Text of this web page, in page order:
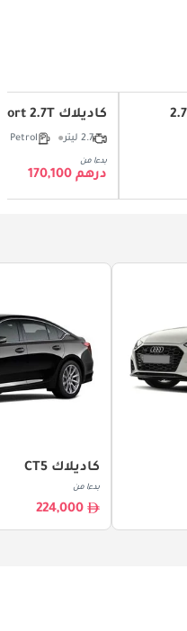
كاديلاك CT4 Sport 2.7T
2.7 ليتر Petrol
بدءا من
درهم 170,100
كاديلاك CT5
بدءا من
224,000